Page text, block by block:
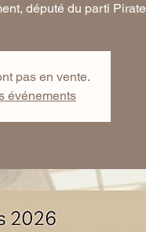
député du parti Pirate
pas en vente.
événements